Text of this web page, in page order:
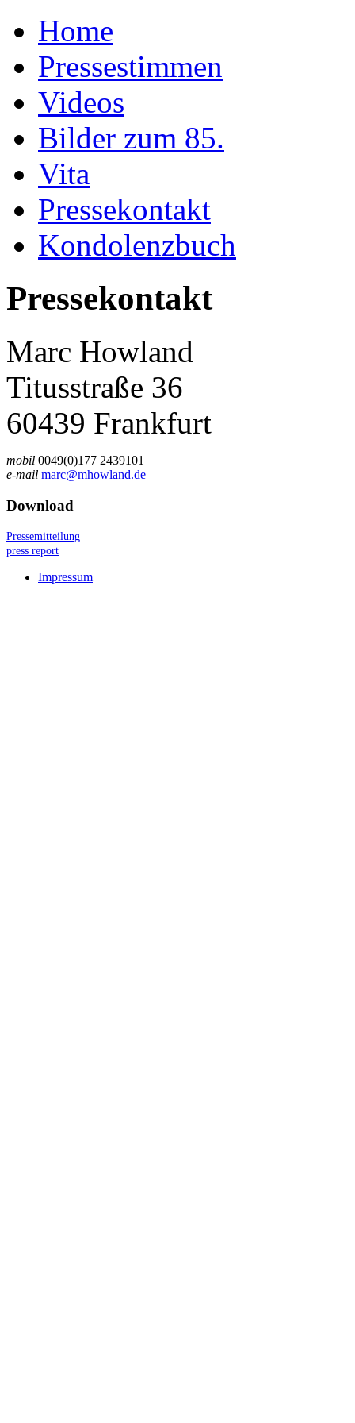
Home
Pressestimmen
Videos
Bilder zum 85.
Vita
Pressekontakt
Kondolenzbuch
Pressekontakt
Marc Howland
Titusstraße 36
60439 Frankfurt
mobil 0049(0)177 2439101
e-mail marc@mhowland.de
Download
Pressemitteilung
press report
Impressum